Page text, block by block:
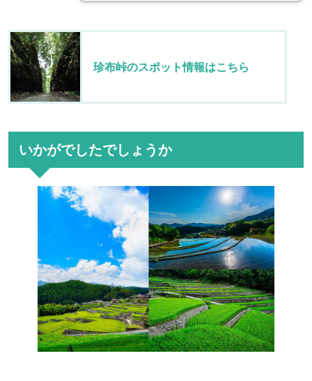
珍布峠のスポット情報はこちら
いかがでしたでしょうか